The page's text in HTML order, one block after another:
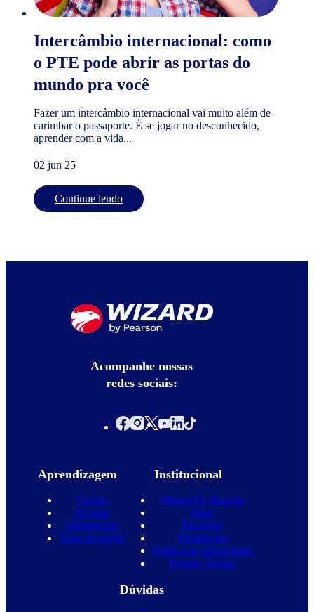
Intercâmbio internacional: como
o PTE pode abrir as portas do
mundo pra você
Fazer um intercâmbio internacional vai muito além de
carimbar o passaporte. É se jogar no desconhecido,
aprender com a vida...
02 jun 25
Continue lendo
Acompanhe nossas
redes sociais:
Aprendizagem
Cursos
Escolas
Diferenciais
Teste de inglês
Institucional
Wizard by Pearson
Blog
Parcerias
Promoções
Política de privacidade
Projeto Águias
Dúvidas